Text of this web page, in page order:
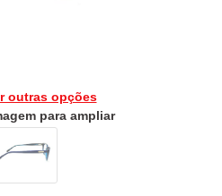
outras opções
para ampliar